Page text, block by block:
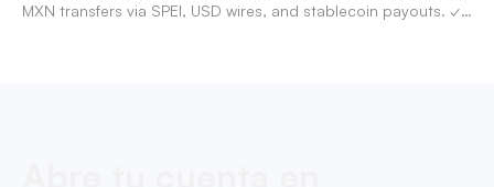
MXN transfers via SPEI, USD wires, and stablecoin payouts. ✓